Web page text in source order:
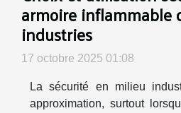
armoire inflammable
industries
17 octobre 2025 01:08
La sécurité en milieu
approximation, surtout